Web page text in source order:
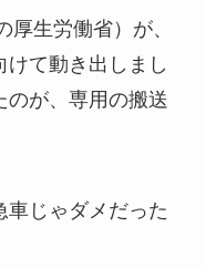
生労働省）が、
て動き出しまし
のが、専用の搬送
車じゃダメだった